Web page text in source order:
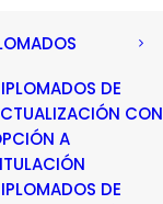
DE
CON
A
DE